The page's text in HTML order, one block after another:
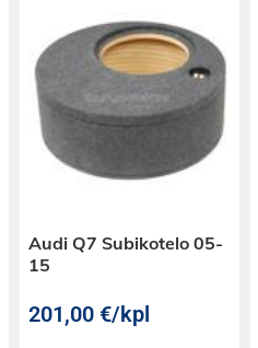
Audi Q7 Subikotelo 05-
15
201,00€/kpl